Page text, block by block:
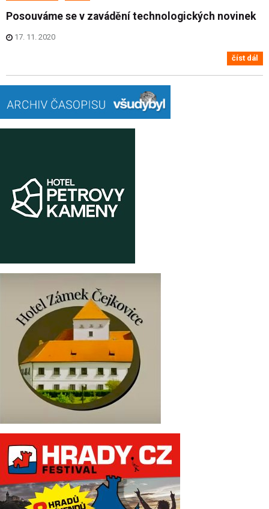
Posouváme se v zavádění technologických novinek
17. 11. 2020
číst dál